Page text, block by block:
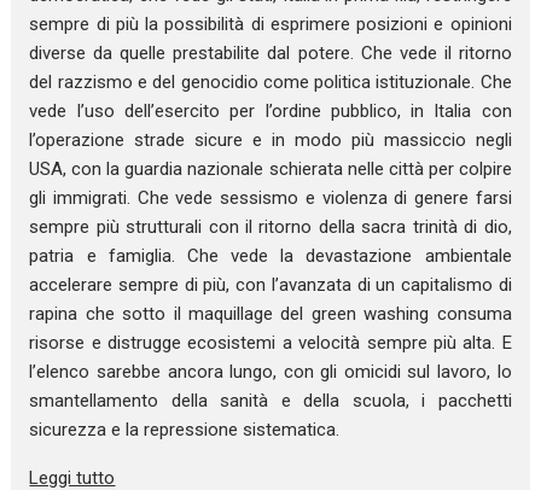
sempre di più la possibilità di esprimere posizioni e opinioni
diverse da quelle prestabilite dal potere. Che vede il ritorno
del razzismo e del genocidio come politica istituzionale. Che
vede l’uso dell’esercito per l’ordine pubblico, in Italia con
l’operazione strade sicure e in modo più massiccio negli
USA, con la guardia nazionale schierata nelle città per colpire
gli immigrati. Che vede sessismo e violenza di genere farsi
sempre più strutturali con il ritorno della sacra trinità di dio,
patria e famiglia. Che vede la devastazione ambientale
accelerare sempre di più, con l’avanzata di un capitalismo di
rapina che sotto il maquillage del green washing consuma
risorse e distrugge ecosistemi a velocità sempre più alta. E
l’elenco sarebbe ancora lungo, con gli omicidi sul lavoro, lo
smantellamento della sanità e della scuola, i pacchetti
sicurezza e la repressione sistematica.
Leggi tutto